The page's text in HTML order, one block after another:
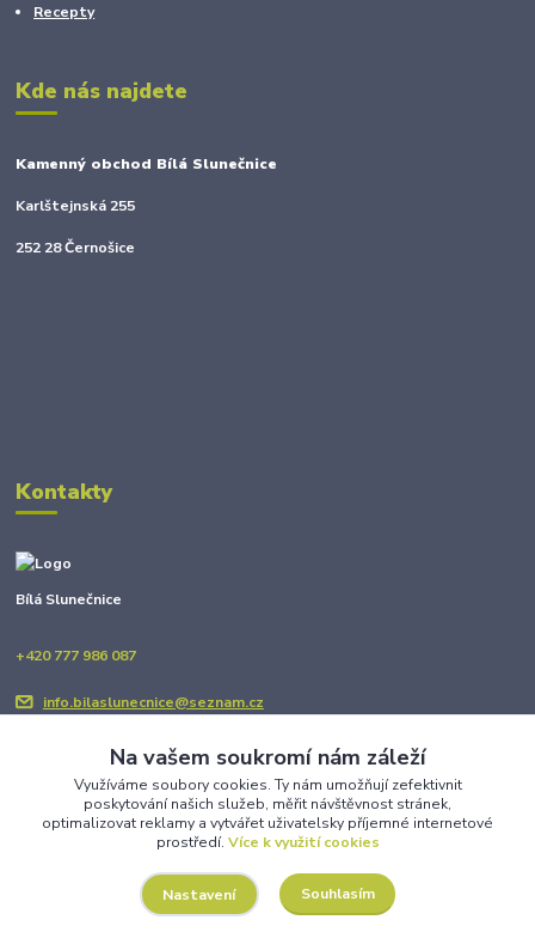
Recepty
Kde nás najdete
Kamenný obchod Bílá Slunečnice
Karlštejnská 255
252 28 Černošice
Kontakty
Bílá Slunečnice
+420 777 986 087
info.bilaslunecnice@seznam.cz
Upravit sběr cookies.
Na vašem soukromí nám záleží
Využíváme soubory cookies. Ty nám umožňují zefektivnit
poskytování našich služeb, měřit návštěvnost stránek,
optimalizovat reklamy a vytvářet uživatelsky příjemné internetové
prostředí. Více k využití cookies
Nastavení Souhlasím